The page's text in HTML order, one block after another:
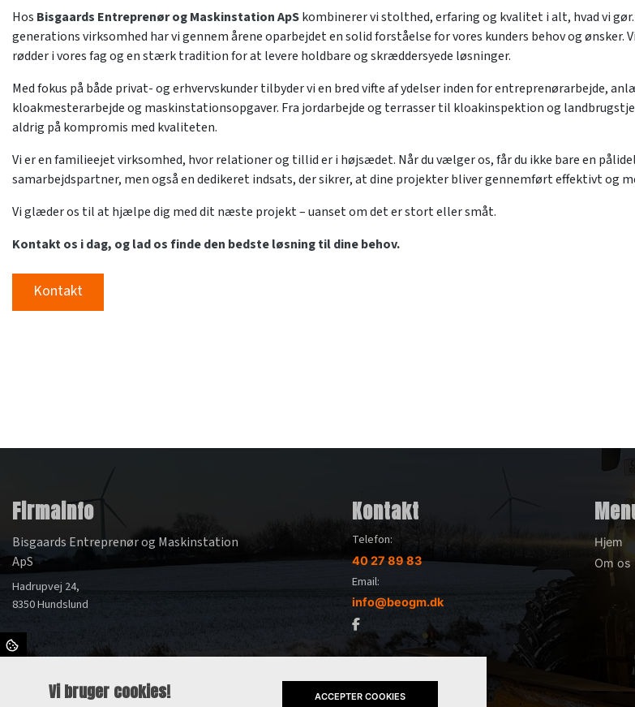
Hos Bisgaards Entreprenør og Maskinstation ApSkombinerer vi stolthed, erfaring og kvalitet i alt, hvad vi gør.
generations virksomhed har vi gennem årene oparbejdet en solid forståelse for vores kunders behov og ønsker.
rødder i vores fag og en stærk tradition for at levere holdbare og skræddersyede løsninger.
Med fokus på både privat- og erhvervskunder tilbyder vi en bred vifte af ydelser inden for entreprenørarbejde,
kloakmesterarbejde og maskinstationsopgaver. Fra jordarbejde og terrasser til kloakinspektion og
aldrig på kompromis med kvaliteten.
Vi er en familieejet virksomhed, hvor relationer og tillid er i højsædet. Når du vælger os, får du ikke bare en
samarbejdspartner, men også en dedikeret indsats, der sikrer, at dine projekter bliver gennemført effektivt og
Vi glæder os til at hjælpe dig med dit næste projekt – uanset om det er stort eller småt.
Kontakt os i dag, og lad os finde den bedste løsning til dine behov.
Kontakt
Firmainfo
Bisgaards Entreprenør og Maskinstation
ApS
Hadrupvej 24,
8350 Hundslund
Kontakt
Telefon:
40 27 89 83
Email:
info@beogm.dk
Hjem
Om os
Vi bruger cookies! ACCEPTER COOKIES